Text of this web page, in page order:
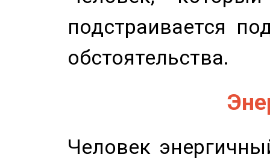
подстраивается
обстоятельства.
Человек